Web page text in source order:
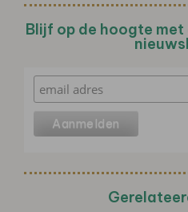
Blijf op de hoogte